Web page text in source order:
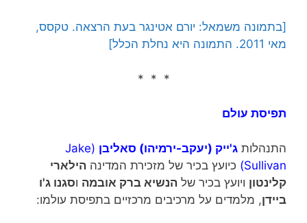
[בתמונה משמאל: יורם אטינגר בעת הרצאה. טקסס,
מאי 2011. התמונה היא נחלת הכלל]
* * *
תפיסת עולם
התנהלות ג'ייק (יעקב-ירמיהו) סאליבן
(Jake
Sullivan)
כיועץ בכיר של מזכירת המדינה הילארי
קלינטון ויועץ בכיר של הנשיא ברק אובמה וסגנו ג'ו
ביידן, מלמדים על מרכיבים מרכזיים בתפיסת עולמו: